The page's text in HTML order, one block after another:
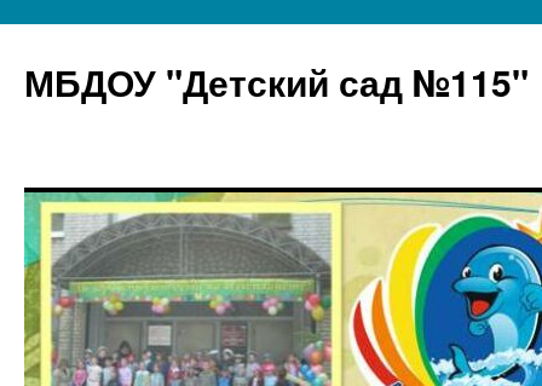
МБДОУ "Детский сад №115"